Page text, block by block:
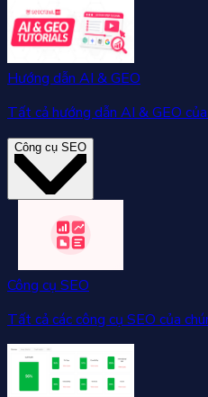
Hướng dẫn AI & GEO
Tất cả hướng dẫn AI & GEO
Công cụ SEO
Công cụ SEO
Tất cả các công cụ SEO của